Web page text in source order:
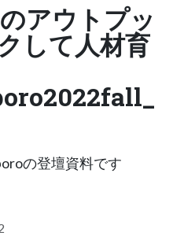
アウトプッ
して人材育
の登壇資料です